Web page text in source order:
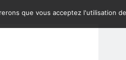
que vous acceptez l'utilisation